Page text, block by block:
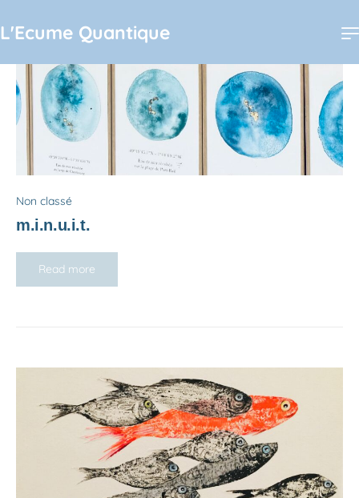
L'Ecume Quantique
Non classé
m.i.n.u.i.t.
Read more